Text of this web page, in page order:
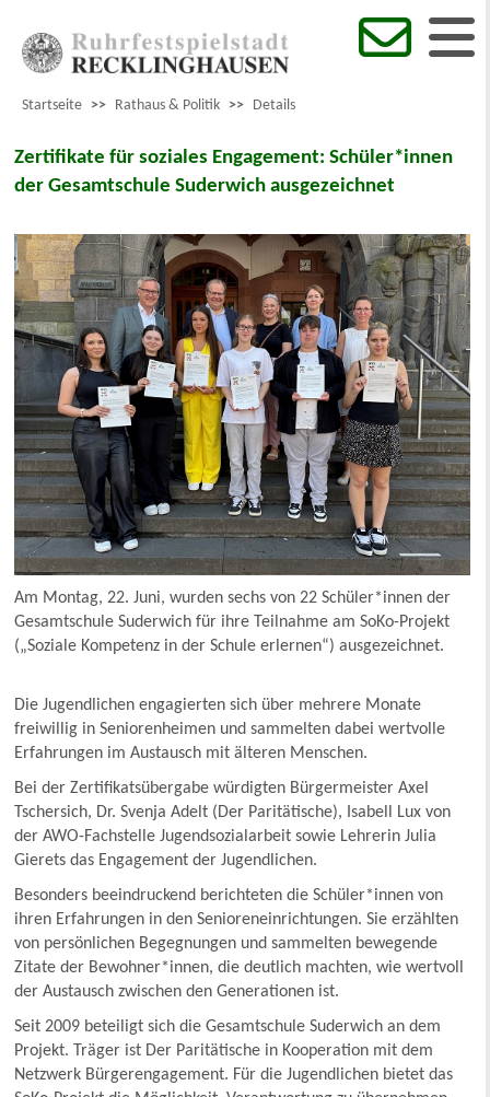
Startseite >> Rathaus & Politik >> Details
Zertifikate für soziales Engagement: Schüler*innen
der Gesamtschule Suderwich ausgezeichnet
Am Montag, 22. Juni, wurden sechs von 22 Schüler*innen der
Gesamtschule Suderwich für ihre Teilnahme am SoKo-Projekt
(„Soziale Kompetenz in der Schule erlernen“) ausgezeichnet.
Die Jugendlichen engagierten sich über mehrere Monate
freiwillig in Seniorenheimen und sammelten dabei wertvolle
Erfahrungen im Austausch mit älteren Menschen.
Bei der Zertifikatsübergabe würdigten Bürgermeister Axel
Tschersich, Dr. Svenja Adelt (Der Paritätische), Isabell Lux von
der AWO-Fachstelle Jugendsozialarbeit sowie Lehrerin Julia
Gierets das Engagement der Jugendlichen.
Besonders beeindruckend berichteten die Schüler*innen von
ihren Erfahrungen in den Senioreneinrichtungen. Sie erzählten
von persönlichen Begegnungen und sammelten bewegende
Zitate der Bewohner*innen, die deutlich machten, wie wertvoll
der Austausch zwischen den Generationen ist.
Seit 2009 beteiligt sich die Gesamtschule Suderwich an dem
Projekt. Träger ist Der Paritätische in Kooperation mit dem
Netzwerk Bürgerengagement. Für die Jugendlichen bietet das